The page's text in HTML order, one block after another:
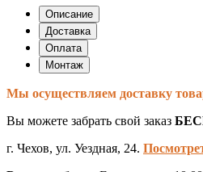
Описание
Доставка
Оплата
Монтаж
Мы осуществляем доставку
Вы можете забрать свой заказ
г. Чехов, ул. Уездная, 24.